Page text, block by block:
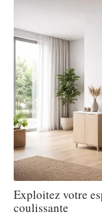
Exploitez votre
coulissante